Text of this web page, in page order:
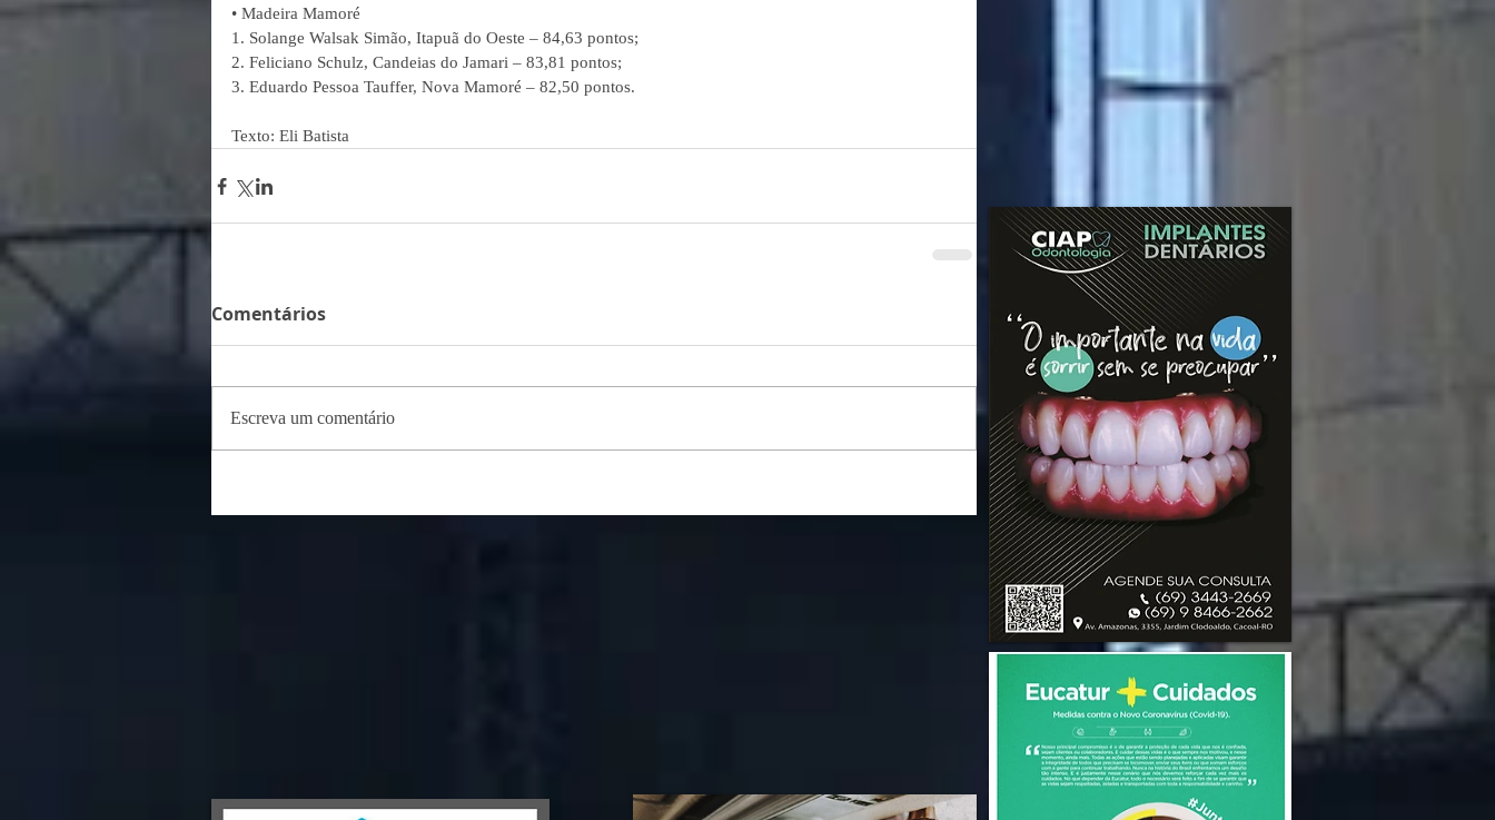
• Madeira Mamoré
1. Solange Walsak Simão, Itapuã do Oeste – 84,63 pontos;
2. Feliciano Schulz, Candeias do Jamari – 83,81 pontos;
3. Eduardo Pessoa Tauffer, Nova Mamoré – 82,50 pontos.
Texto: Eli Batista
Comentários
Escreva um comentário